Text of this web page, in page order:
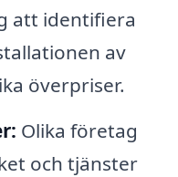
att identifiera
av
överpriser.
Olika företag
och tjänster